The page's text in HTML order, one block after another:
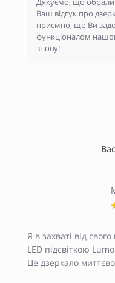
Ваш відгук про
приємно, що Ви
функціоналом
знову!
Я в захваті від
LED підсвіткою
Це дзеркало